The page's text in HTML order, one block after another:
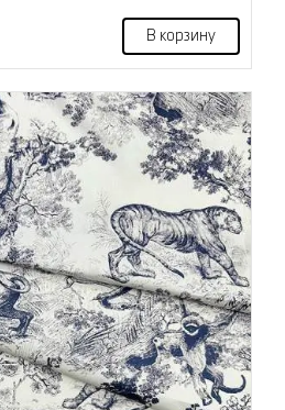
В корзину